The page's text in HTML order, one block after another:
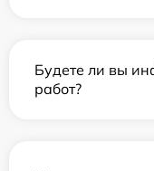
Будете ли вы
работ?